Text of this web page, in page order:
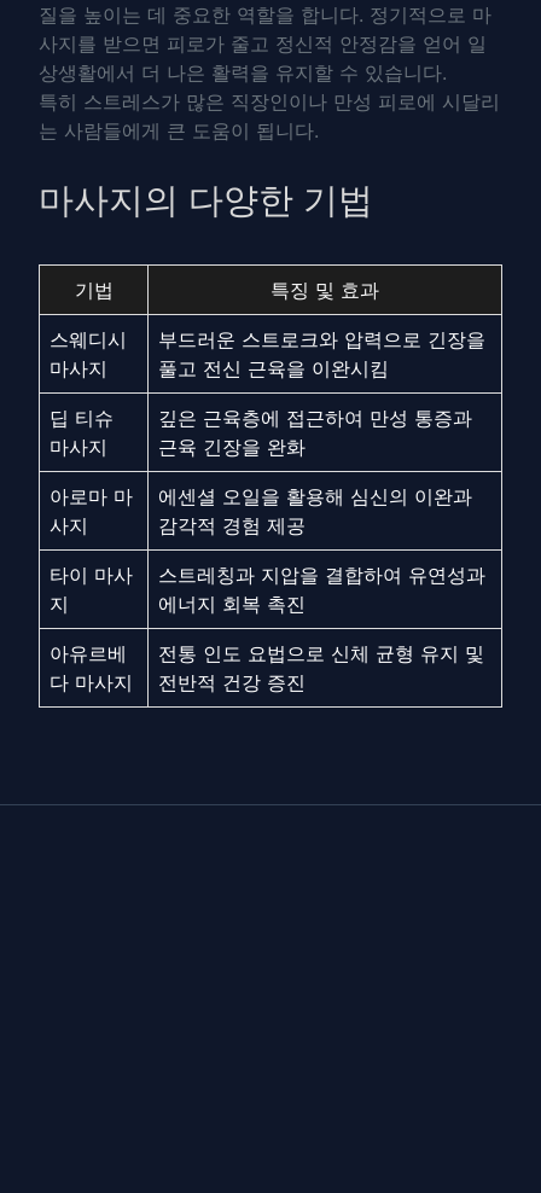
질을 높이는 데 중요한 역할을 합니다. 정기적으로 마
사지를 받으면 피로가 줄고 정신적 안정감을 얻어 일
상생활에서 더 나은 활력을 유지할 수 있습니다.
특히 스트레스가 많은 직장인이나 만성 피로에 시달리
는 사람들에게 큰 도움이 됩니다.
마사지의 다양한 기법
기법 특징 및 효과
스웨디시
마사지
부드러운 스트로크와 압력으로 긴장을
풀고 전신 근육을 이완시킴
딥 티슈
마사지
깊은 근육층에 접근하여 만성 통증과
근육 긴장을 완화
아로마 마
사지
에센셜 오일을 활용해 심신의 이완과
감각적 경험 제공
타이 마사
지
스트레칭과 지압을 결합하여 유연성과
에너지 회복 촉진
아유르베
다 마사지
전통 인도 요법으로 신체 균형 유지 및
전반적 건강 증진